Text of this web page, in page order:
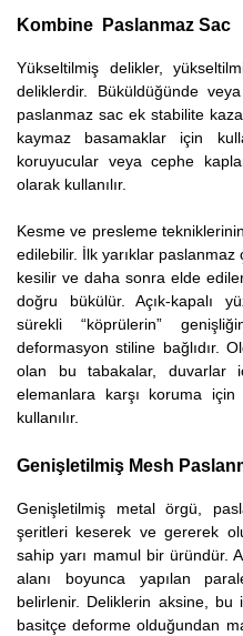
Kombine Paslanmaz Sac
Yükseltilmiş delikler,
deliklerdir. Büküldüğünde
paslanmaz sac ek stabilite
kaymaz basamaklar için
koruyucular veya cephe
olarak kullanılır.
Kesme ve presleme
edilebilir. İlk yarıklar
kesilir ve daha sonra elde
doğru bükülür. Açık-kapalı
sürekli “köprülerin”
deformasyon stiline bağlıdır.
olan bu tabakalar, duvarlar
elemanlara karşı koruma
kullanılır.
Genişletilmiş Mesh
Genişletilmiş metal örgü,
şeritleri keserek ve gererek
sahip yarı mamul bir üründür.
alanı boyunca yapılan
belirlenir. Deliklerin aksine, bu
basitçe deforme olduğundan